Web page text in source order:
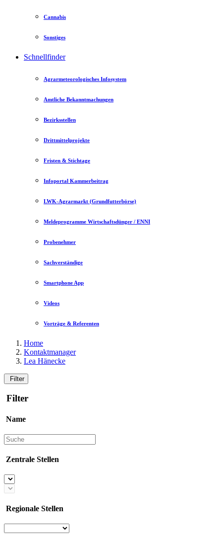
Cannabis
Sonstiges
Schnellfinder
Agrarmeteorologisches Infosystem
Amtliche Bekanntmachungen
Bezirksstellen
Drittmittelprojekte
Fristen & Stichtage
Infoportal Kammerbeitrag
LWK-Agrarmarkt (Grundfutterbörse)
Meldeprogramme Wirtschaftsdünger / ENNI
Probenehmer
Sachverständige
Smartphone App
Videos
Vorträge & Referenten
Home
Kontaktmanager
Lea Hänecke
Filter
Filter
Name
Zentrale Stellen
Regionale Stellen